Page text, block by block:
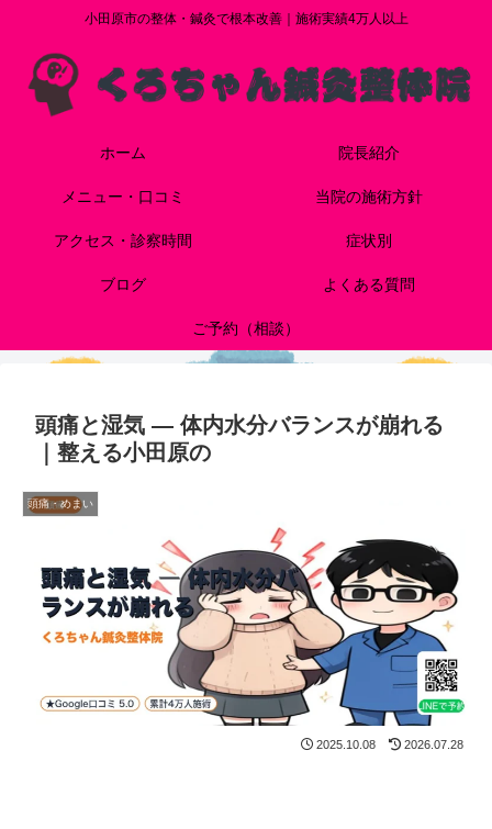
小田原市の整体・鍼灸で根本改善｜施術実績4万人以上
ホーム 院長紹介
メニュー・口コミ 当院の施術方針
アクセス・診察時間 症状別
ブログ よくある質問
ご予約（相談）
頭痛と湿気 ― 体内水分バランスが崩れる
｜整える小田原の
頭痛・めまい
2025.10.08 2026.07.28